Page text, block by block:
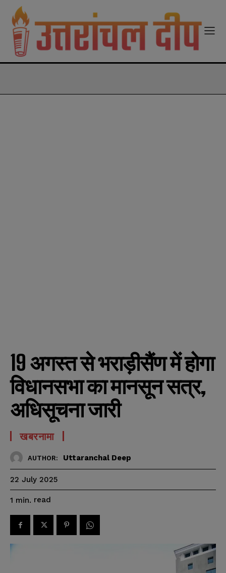
19 अगस्त से भराड़ीसैंण में होगा
विधानसभा का मानसून सत्र,
अधिसूचना जारी
खबरनामा
AUTHOR: Uttaranchal Deep
22 July 2025
1 min. read